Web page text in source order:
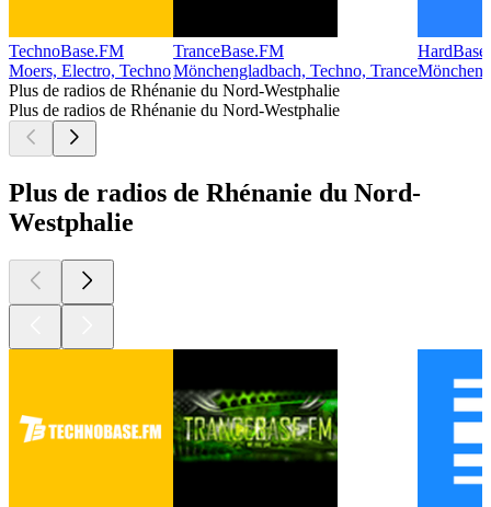
TechnoBase.FM
Moers, Electro, Techno
TranceBase.FM
Mönchengladbach, Techno, Trance
Plus de radios de Rhénanie du Nord-Westphalie
Plus de radios de Rhénanie du Nord-Westphalie
Plus de radios de Rhénanie du Nord-
Westphalie